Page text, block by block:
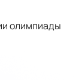
олимпиады